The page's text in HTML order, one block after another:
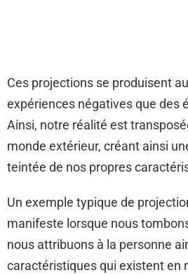
Ces projections se produisent
expériences négatives que des
Ainsi, notre réalité est
monde extérieur, créant ainsi
teintée de nos propres
Un exemple typique de
manifeste lorsque nous
nous attribuons à la personne
caractéristiques qui existent en